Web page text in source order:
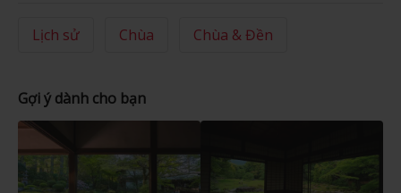
Lịch sử Chùa Chùa & Đền
Gợi ý dành cho bạn